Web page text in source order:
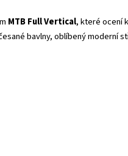
MTB Full Vertical, které ocení
bavlny, oblíbený moderní